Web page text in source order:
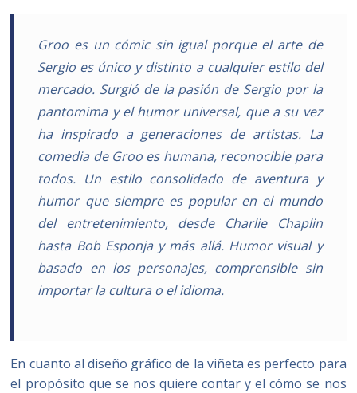
Groo es un cómic sin igual porque el arte de
Sergio es único y distinto a cualquier estilo del
mercado. Surgió de la pasión de Sergio por la
pantomima y el humor universal, que a su vez
ha inspirado a generaciones de artistas. La
comedia de Groo es humana, reconocible para
todos. Un estilo consolidado de aventura y
humor que siempre es popular en el mundo
del entretenimiento, desde Charlie Chaplin
hasta Bob Esponja y más allá. Humor visual y
basado en los personajes, comprensible sin
importar la cultura o el idioma.
En cuanto al diseño gráfico de la viñeta es perfecto para
el propósito que se nos quiere contar y el cómo se nos